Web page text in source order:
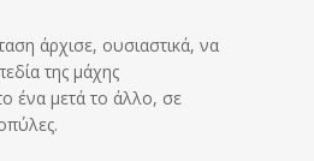
άρχισε, ουσιαστικά, να
της μάχης
ένα μετά το άλλο, σε